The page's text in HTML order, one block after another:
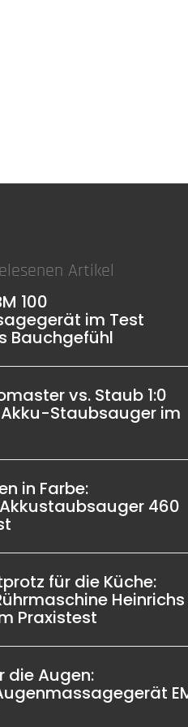
Artikel
100
im Test
Bauchgefühl
vs. Staub 1:0
Staubsauger im
in Farbe:
460
für die Küche:
Heinrichs
Praxistest
die Augen: